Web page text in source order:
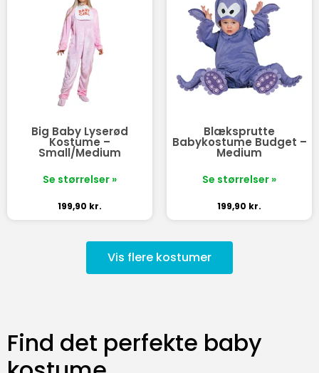
Big Baby Lyserød
Kostume –
Small/Medium
Se størrelser »
199,90 kr.
Blæksprutte
Babykostume Budget –
Medium
Se størrelser »
199,90 kr.
Vis flere kostumer
Find det perfekte baby